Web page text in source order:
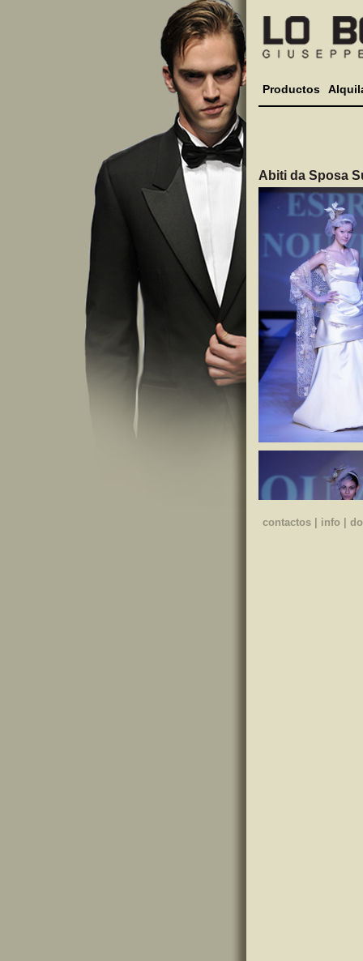
Productos
Abiti da Sposa
contactos| info|